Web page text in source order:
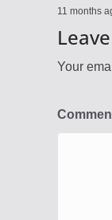
11 months
Your